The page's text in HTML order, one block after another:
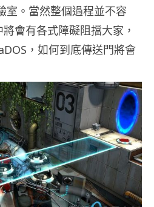
。當然整個過程並不容
會有各式障礙阻擋大家，
，如何到底傳送門將會